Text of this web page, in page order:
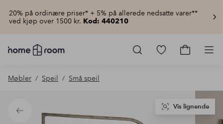
20% på ordinære priser* + 5% på allerede nedsatte varer**
ved kjøp over 1500 kr. Kod: 440210
Homeroom
–
hjemmet
pris
Gå
Gå
Møbler Speil Små speil
Tilbake
Vis lignende